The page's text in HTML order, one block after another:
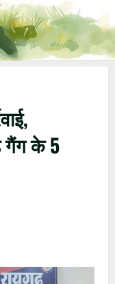
गैंग के 5